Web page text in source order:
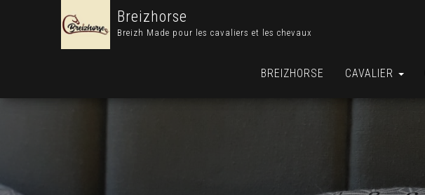
Breizhorse
Breizh Made pour les cavaliers et les chevaux
BREIZHORSE CAVALIER